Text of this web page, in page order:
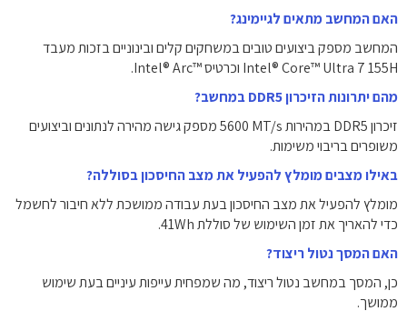
האם המחשב מתאים לגיימינג?
המחשב מספק ביצועים טובים במשחקים קלים ובינוניים בזכות מעבד
Intel® Core™ Ultra 7 155H וכרטיס Intel® Arc™‎.
מהם יתרונות הזיכרון DDR5 במחשב?
זיכרון DDR5 במהירות ‎5600 MT/s‎ מספק גישה מהירה לנתונים וביצועים
משופרים בריבוי משימות.
באילו מצבים מומלץ להפעיל את מצב החיסכון בסוללה?
מומלץ להפעיל את מצב החיסכון בעת עבודה ממושכת ללא חיבור לחשמל
כדי להאריך את זמן השימוש של סוללת ‎41Wh‎.
האם המסך נטול ריצוד?
כן, המסך במחשב נטול ריצוד, מה שמפחית עייפות עיניים בעת שימוש
ממושך.